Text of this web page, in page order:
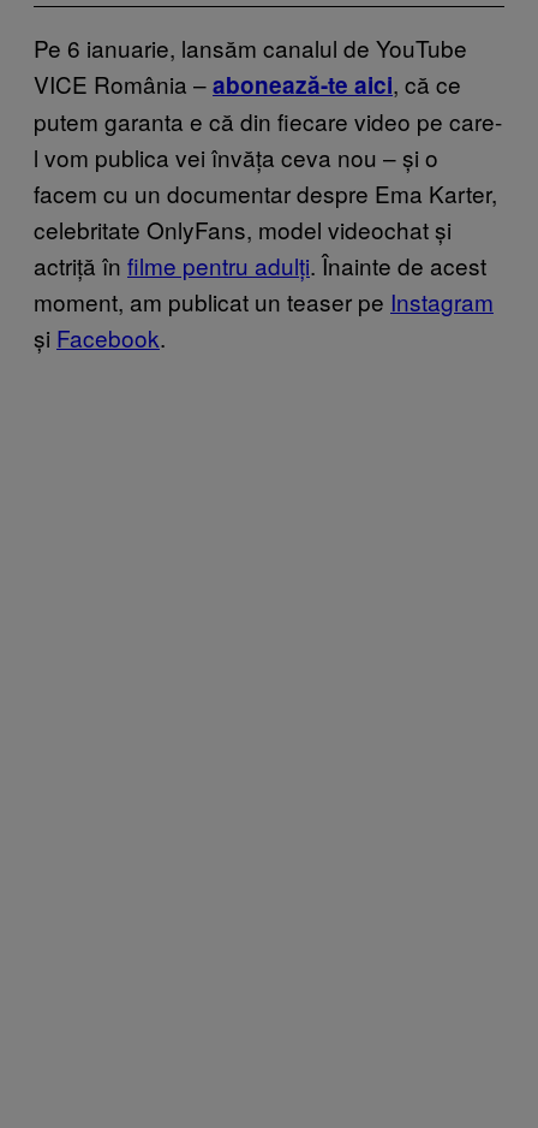
Pe 6 ianuarie, lansăm canalul de YouTube
VICE România –abonează-te aici, că ce
putem garanta e că din fiecare video pe care-
l vom publica vei învăța ceva nou – și o
facem cu un documentar despre Ema Karter,
celebritate OnlyFans, model videochat și
actriță în filme pentru adulți. Înainte de acest
moment, am publicat un teaser pe Instagram
și Facebook.